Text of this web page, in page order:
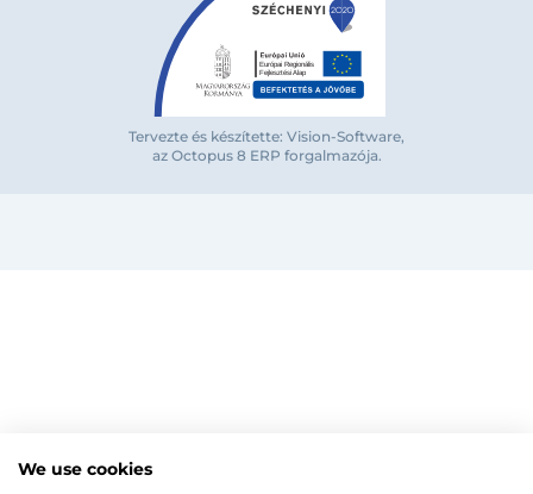
Bejelentkezés e-mail-címmel
Bejelentkezés közösségi fiókkal
MOZGÁSKORLÁTOZOTT TERMÉKEK
ZUHANYKABINOK/AJTÓK
Radiátorok
Tervezte és készítette: Vision-Software,
az Octopus 8 ERP forgalmazója.
We use cookies